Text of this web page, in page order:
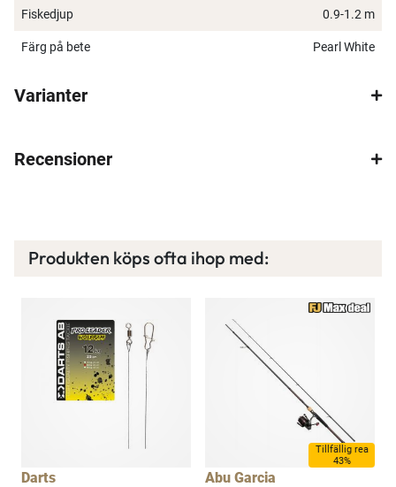
Bättre priser, fri frakt på alla ordrar, bonuscheck
Fiskedjup 0.9-1.2 m
Färg på bete Pearl White
Varianter
Recensioner
Produkten köps ofta ihop med:
Darts
Tillfällig rea
43%
Abu Garcia